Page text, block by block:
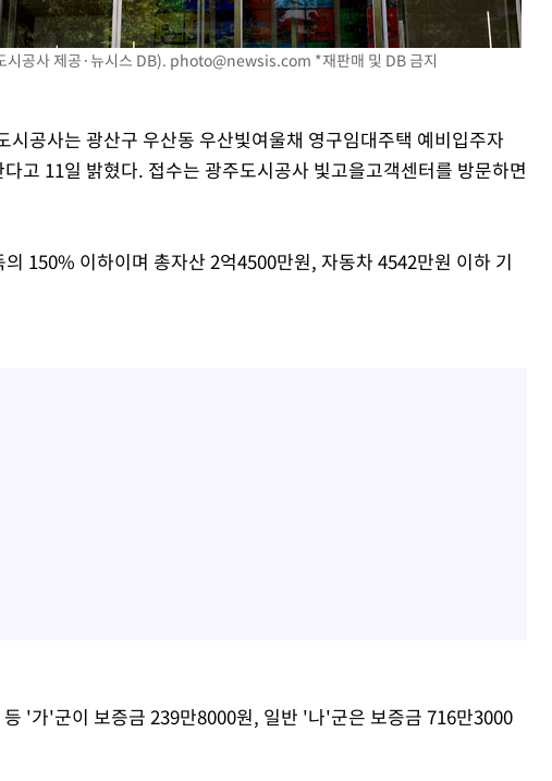
실종
정 안겨드려 죄송"
시공사 제공·뉴시스 DB). photo@newsis.com *재판매 및 DB 금지
공사는 광산구 우산동 우산빛여울채 영구임대주택 예비입주자
고 11일 밝혔다. 접수는 광주도시공사 빛고을고객센터를 방문하면
150% 이하이며 총자산 2억4500만원, 자동차 4542만원 이하 기
'가'군이 보증금 239만8000원, 일반 '나'군은 보증금 716만3000